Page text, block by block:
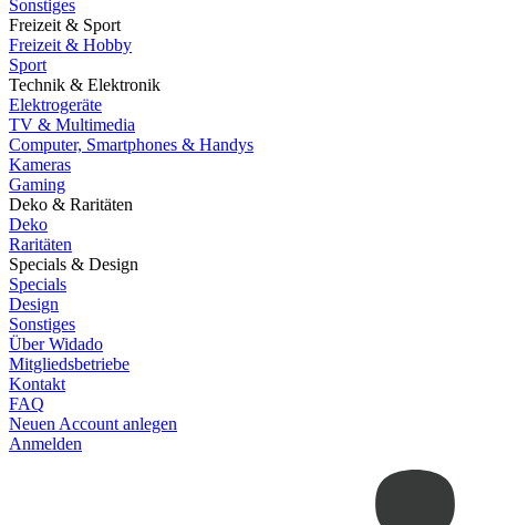
Sonstiges
Freizeit & Sport
Freizeit & Hobby
Sport
Technik & Elektronik
Elektrogeräte
TV & Multimedia
Computer, Smartphones & Handys
Kameras
Gaming
Deko & Raritäten
Deko
Raritäten
Specials & Design
Specials
Design
Sonstiges
Über Widado
Mitgliedsbetriebe
Kontakt
FAQ
Neuen Account anlegen
Anmelden